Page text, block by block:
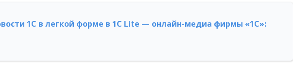
1С в легкой форме в 1С Lite — онлайн-медиа фирмы «1С»: